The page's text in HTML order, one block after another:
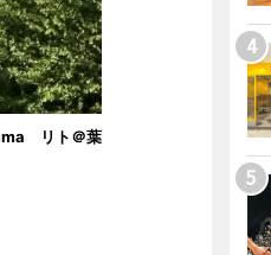
リト＠葉